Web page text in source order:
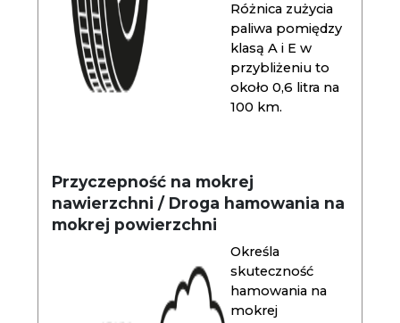
Różnica zużycia
paliwa pomiędzy
klasą A i E w
przybliżeniu to
około 0,6 litra na
100 km.
Przyczepność na mokrej
nawierzchni / Droga hamowania na
mokrej powierzchni
Określa
skuteczność
hamowania na
mokrej